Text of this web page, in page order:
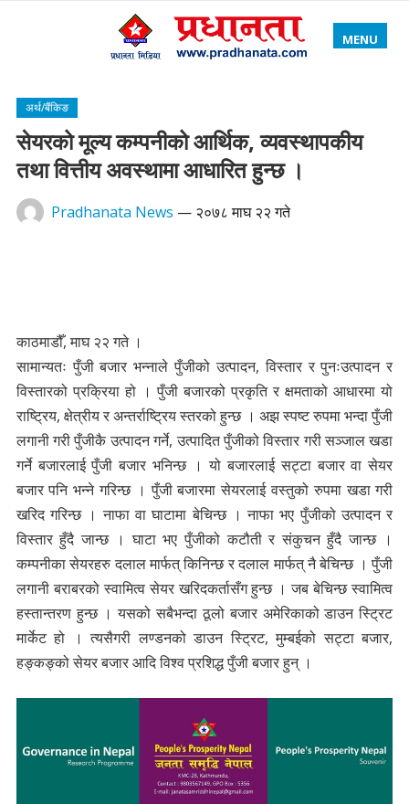
MENU
अर्थ/बैंकिङ
सेयरको मूल्य कम्पनीको आर्थिक, व्यवस्थापकीय
तथा वित्तीय अवस्थामा आधारित हुन्छ ।
Pradhanata News — २०७८ माघ २२ गते
काठमाडौँ, माघ २२ गते ।
सामान्यतः पुँजी बजार भन्नाले पुँजीको उत्पादन, विस्तार र पुनःउत्पादन र
विस्तारको प्रक्रिया हो । पुँजी बजारको प्रकृति र क्षमताको आधारमा यो
राष्ट्रिय, क्षेत्रीय र अन्तर्राष्ट्रिय स्तरको हुन्छ । अझ स्पष्ट रुपमा भन्दा पुँजी
लगानी गरी पुँजीकै उत्पादन गर्ने, उत्पादित पुँजीको विस्तार गरी सञ्जाल खडा
गर्ने बजारलाई पुँजी बजार भनिन्छ । यो बजारलाई सट्टा बजार वा सेयर
बजार पनि भन्ने गरिन्छ । पुँजी बजारमा सेयरलाई वस्तुको रुपमा खडा गरी
खरिद गरिन्छ । नाफा वा घाटामा बेचिन्छ । नाफा भए पुँजीको उत्पादन र
विस्तार हुँदै जान्छ । घाटा भए पुँजीको कटौती र संकुचन हुँदै जान्छ ।
कम्पनीका सेयरहरु दलाल मार्फत् किनिन्छ र दलाल मार्फत् नै बेचिन्छ । पुँजी
लगानी बराबरको स्वामित्व सेयर खरिदकर्तासँग हुन्छ । जब बेचिन्छ स्वामित्व
हस्तान्तरण हुन्छ । यसको सबैभन्दा ठूलो बजार अमेरिकाको डाउन स्ट्रिट
मार्केट हो । त्यसैगरी लण्डनको डाउन स्ट्रिट, मुम्बईको सट्टा बजार,
हङ्कङ्को सेयर बजार आदि विश्व प्रशिद्ध पुँजी बजार हुन् ।